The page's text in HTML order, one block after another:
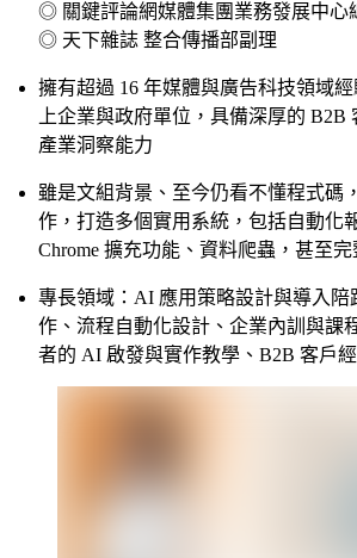
◎ 關鍵評論網媒體集團業務發展中心
◎ 天下雜誌 整合傳播部副理
擁有超過 16 年媒體與廣告科技領域
上企業與政府單位，具備深厚的 B2B
產業洞察能力
雖是文組背景、至今仍看不懂程式碼
作，打造多個實用系統，包括自動化
Chrome 擴充功能、資料爬蟲，甚至
專長領域：AI 應用策略設計與導入陪
作、流程自動化設計、企業內訓與課
者的 AI 啟發與實作教學、B2B 客戶